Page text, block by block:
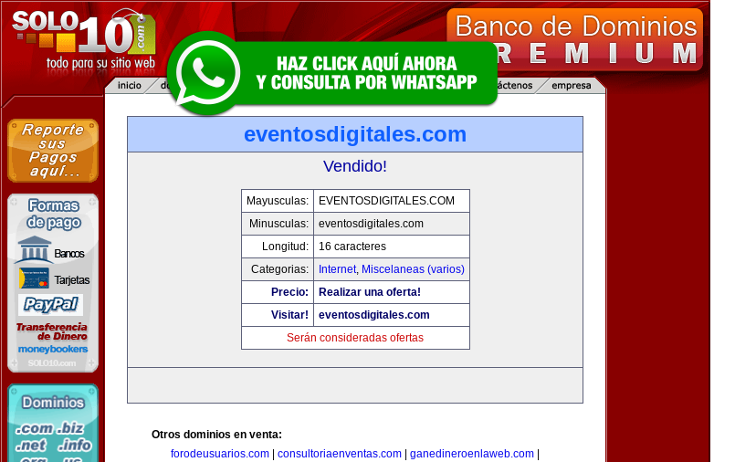
eventosdigitales.com
Vendido!
Mayusculas:
EVENTOSDIGITALES.COM
Minusculas:
eventosdigitales.com
Longitud:
16 caracteres
Categorias:
Internet, Miscelaneas (varios)
Precio:
Realizar una oferta!
Visitar!
eventosdigitales.com
Serán consideradas ofertas
Otros dominios en venta:
forodeusuarios.com
consultoriaenventas.com ganedineroenlaweb.com